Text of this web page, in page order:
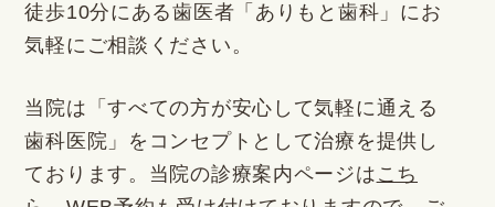
徒歩10分にある歯医者「ありもと歯科」にお
気軽にご相談ください。
当院は「すべての方が安心して気軽に通える
歯科医院」をコンセプトとして治療を提供し
ております。当院の診療案内ページは こち